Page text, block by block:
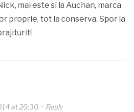
mai este si la Auchan, marca
proprie, tot la conserva. Spor la
at 20:30 · Reply